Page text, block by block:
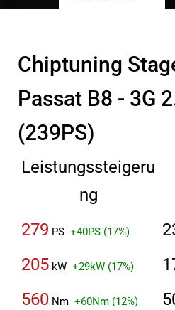
Chiptuning
Passat B8 - 3G
(239PS)
Leistungssteigeru
ng
279 PS +40PS (17%)
205 kW +29kW (17%)
560 Nm +60Nm (12%)